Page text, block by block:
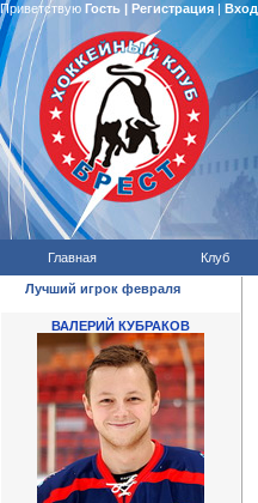
Приветствую Гость | Регистрация| Вход
Главная Клуб
Лучший игрок февраля
ВАЛЕРИЙ КУБРАКОВ